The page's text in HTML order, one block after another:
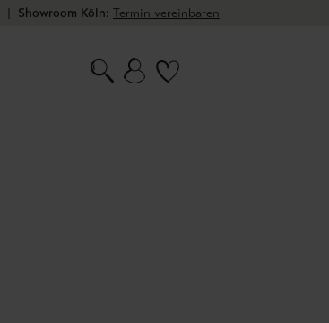
| Showroom Köln: Termin vereinbaren